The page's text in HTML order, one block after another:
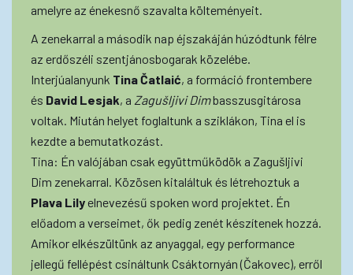
amelyre az énekesnő szavalta költeményeit.
A zenekarral a második nap éjszakáján húzódtunk félre
az erdőszéli szentjánosbogarak közelébe.
Interjúalanyunk Tina Čatlaić, a formáció frontembere
és David Lesjak, a Zagušljivi Dimbasszusgitárosa
voltak. Miután helyet foglaltunk a sziklákon, Tina el is
kezdte a bemutatkozást.
Tina: Én valójában csak együttműködök a Zagušljivi
Dim zenekarral. Közösen kitaláltuk és létrehoztuk a
Plava Lilyelnevezésű spoken word projektet. Én
előadom a verseimet, ők pedig zenét készítenek hozzá.
Amikor elkészültünk az anyaggal, egy performance
jellegű fellépést csináltunk Csáktornyán (Čakovec), erről